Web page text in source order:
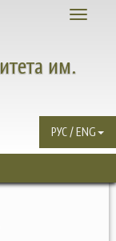
Toggle
им.
РУС / ENG